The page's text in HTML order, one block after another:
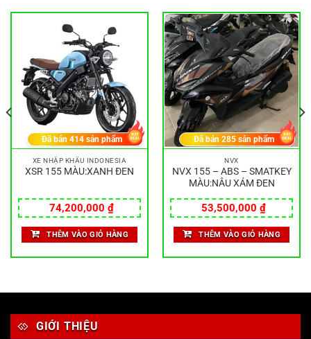
XE NHẬP KHẨU INDONESIA
XSR 155 MÀU:XANH ĐEN
74,200,000 ₫
Đã bán414 sản phẩm
THÊM VÀO GIỎ HÀNG
NVX
NVX 155 – ABS – SMATKEY
MÀU:NÂU XÁM ĐEN
53,500,000 ₫
Đã bán285 sản phẩm
THÊM VÀO GIỎ HÀNG
GIỚI THIỆU